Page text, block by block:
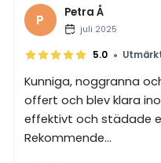
P Petra Å
juli 2025
5.0 •
Kunniga, noggranna
offert och blev klara
effektivt och städade
Rekommende...